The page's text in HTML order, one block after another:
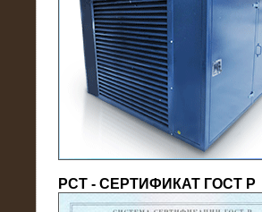
17.10.2016
Резистивный высоковольтный
нагрузочный модуль 5 МВт
(напряжение 6/10 кВ)
РСТ - СЕРТИФИКАТ ГОСТ Р